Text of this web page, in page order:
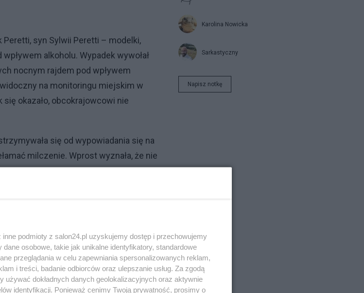
Peretti, syn Sylwii Peretti – modelki,
alkoholu. Wypadek wywołał
nocnym rajdem pod wpływem
na monitoringu miejskim w
okazało, obcokrajowcowi nie
się od wypowiadania się na
milczenie. Wprost wyznała, że nie
dobra swojej psychiki
Karolina Nowicka
Sarkastyczny
Napisz notkę
podmioty z salon24.pl uzyskujemy dostęp i przechowujemy
osobowe, takie jak unikalne identyfikatory, standardowe
przeglądania w celu zapewniania spersonalizowanych reklam,
i treści, badanie odbiorców oraz ulepszanie usług. Za zgodą
dokładnych danych geolokalizacyjnych oraz aktywnie
identyfikacji. Ponieważ cenimy Twoją prywatność, prosimy o